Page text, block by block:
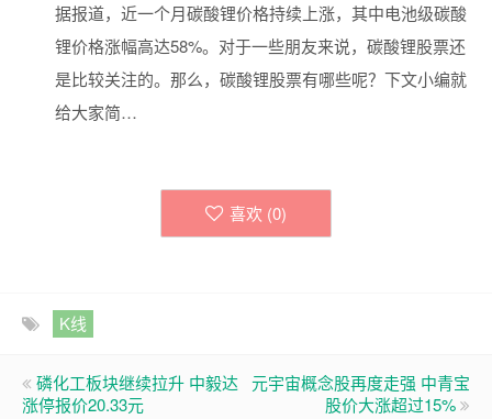
据报道，近一个月碳酸锂价格持续上涨，其中电池级碳酸
锂价格涨幅高达58%。对于一些朋友来说，碳酸锂股票还
是比较关注的。那么，碳酸锂股票有哪些呢？下文小编就
给大家简…
喜欢 (0)
K线
磷化工板块继续拉升 中毅达
涨停报价20.33元
元宇宙概念股再度走强 中青宝
股价大涨超过15%